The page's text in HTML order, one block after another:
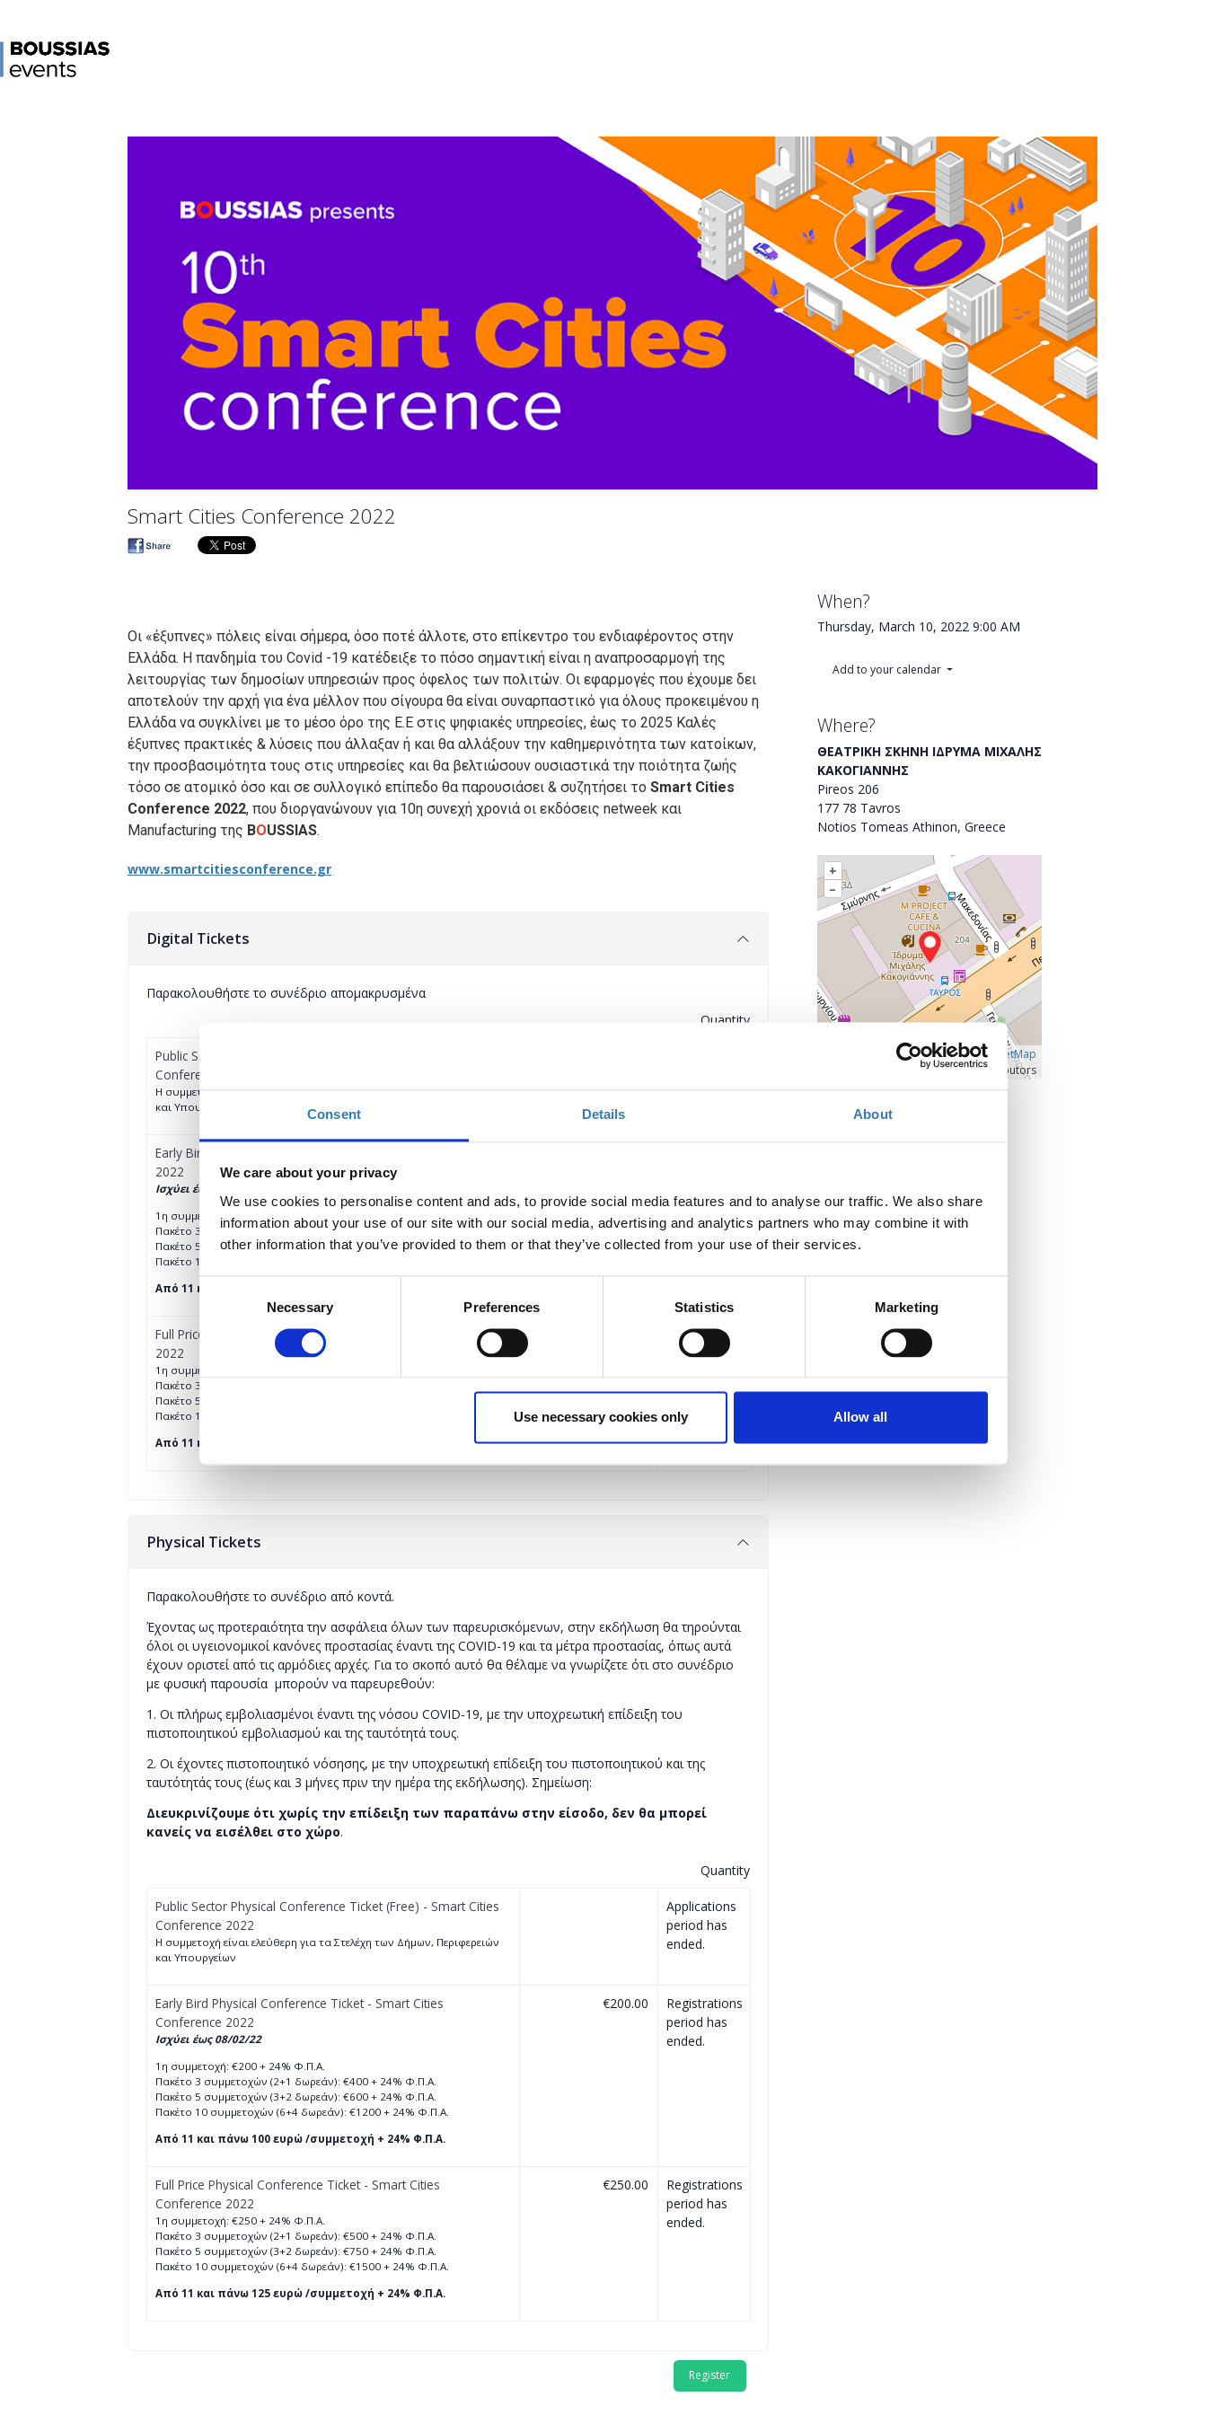
Consent Details About
We care about your privacy
We use cookies to personalise content and ads, to provide social media features and to analyse our traffic. We also share
information about your use of our site with our social media, advertising and analytics partners who may combine it with
other information that you’ve provided to them or that they’ve collected from your use of their services.
Consent
Necessary Preferences Statistics Marketing
Use necessary cookies only Allow all
Smart Cities Conference 2022
Οι «έξυπνες» πόλεις είναι σήμερα, όσο ποτέ άλλοτε, στο επίκεντρο του ενδιαφέροντος στην
Ελλάδα. Η πανδημία του Covid -19 κατέδειξε το πόσο σημαντική είναι η αναπροσαρμογή της
λειτουργίας των δημοσίων υπηρεσιών προς όφελος των πολιτών. Οι εφαρμογές που έχουμε δει
αποτελούν την αρχή για ένα μέλλον που σίγουρα θα είναι συναρπαστικό για όλους προκειμένου η
Ελλάδα να συγκλίνει με το μέσο όρο της Ε.Ε στις ψηφιακές υπηρεσίες, έως το 2025 Καλές
έξυπνες πρακτικές & λύσεις που άλλαξαν ή και θα αλλάξουν την καθημερινότητα των κατοίκων,
την προσβασιμότητα τους στις υπηρεσίες και θα βελτιώσουν ουσιαστικά την ποιότητα ζωής
τόσο σε ατομικό όσο και σε συλλογικό επίπεδο θα παρουσιάσει & συζητήσει το Smart Cities
Conference 2022, που διοργανώνoυν για 10η συνεχή χρονιά οι εκδόσεις netweek και
Manufacturing της BOUSSIAS.
www.smartcitiesconference.gr
Digital Tickets
Παρακολουθήστε το συνέδριο απομακρυσμένα
Quantity
Public Sector Digital Conference Ticket (Free) - Smart Cities
Conference 2022
H συμμετοχή είναι ελεύθερη για τα Στελέχη των Δήμων, Περιφερειών
και Υπουργείων
ended.
Early Bird Digital Conference Ticket - Smart Cities Conference
2022
Ισχύει έως 08/02/22
1η συμμετοχή: €150 + 24% Φ.Π.Α.
Πακέτο 3 συμμετοχών (2+1 δωρεάν): €300 + 24% Φ.Π.Α.
Πακέτο 5 συμμετοχών (3+2 δωρεάν): €450 + 24% Φ.Π.Α.
Πακέτο 10 συμμετοχών (6+4 δωρεάν): €900 + 24% Φ.Π.Α.
Από 11 και πάνω 75 ευρώ /συμμετοχή + 24% Φ.Π.Α.
Full Price Digital Conference Ticket - Smart Cities Conference
2022
1η συμμετοχή: €190 + 24% Φ.Π.Α.
Πακέτο 3 συμμετοχών (2+1 δωρεάν): €380 + 24% Φ.Π.Α.
Πακέτο 5 συμμετοχών (3+2 δωρεάν): €570 + 24% Φ.Π.Α.
Πακέτο 10 συμμετοχών (6+4 δωρεάν): €1140 + 24% Φ.Π.Α.
Από 11 και πάνω 95 ευρώ /συμμετοχή + 24% Φ.Π.Α.
Registrations
period has
Physical Tickets
Παρακολουθήστε το συνέδριο από κοντά.
Έχοντας ως προτεραιότητα την ασφάλεια όλων των παρευρισκόμενων, στην εκδήλωση θα τηρούνται
όλοι οι υγειονομικοί κανόνες προστασίας έναντι της COVID-19 και τα μέτρα προστασίας, όπως αυτά
έχουν οριστεί από τις αρμόδιες αρχές. Για το σκοπό αυτό θα θέλαμε να γνωρίζετε ότι στο συνέδριο
με φυσική παρουσία μπορούν να παρευρεθούν:
1. Οι πλήρως εμβολιασμένοι έναντι της νόσου COVID-19, με την υποχρεωτική επίδειξη του
πιστοποιητικού εμβολιασμού και της ταυτότητά τους.
2. Οι έχοντες πιστοποιητικό νόσησης, με την υποχρεωτική επίδειξη του πιστοποιητικού και της
ταυτότητάς τους (έως και 3 μήνες πριν την ημέρα της εκδήλωσης). Σημείωση:
Διευκρινίζουμε ότι χωρίς την επίδειξη των παραπάνω στην είσοδο, δεν θα μπορεί
κανείς να εισέλθει στο χώρο.
Quantity
Public Sector Physical Conference Ticket (Free) - Smart Cities
Conference 2022
H συμμετοχή είναι ελεύθερη για τα Στελέχη των Δήμων, Περιφερειών
και Υπουργείων
Applications
period has
ended.
Early Bird Physical Conference Ticket - Smart Cities
Conference 2022
Ισχύει έως 08/02/22
1η συμμετοχή: €200 + 24% Φ.Π.Α.
Πακέτο 3 συμμετοχών (2+1 δωρεάν): €400 + 24% Φ.Π.Α.
Πακέτο 5 συμμετοχών (3+2 δωρεάν): €600 + 24% Φ.Π.Α.
Πακέτο 10 συμμετοχών (6+4 δωρεάν): €1200 + 24% Φ.Π.Α.
Από 11 και πάνω 100 ευρώ /συμμετοχή + 24% Φ.Π.Α.
€200.00
Registrations
period has
ended.
Full Price Physical Conference Ticket - Smart Cities
Conference 2022
1η συμμετοχή: €250 + 24% Φ.Π.Α.
Πακέτο 3 συμμετοχών (2+1 δωρεάν): €500 + 24% Φ.Π.Α.
Πακέτο 5 συμμετοχών (3+2 δωρεάν): €750 + 24% Φ.Π.Α.
Πακέτο 10 συμμετοχών (6+4 δωρεάν): €1500 + 24% Φ.Π.Α.
Από 11 και πάνω 125 ευρώ /συμμετοχή + 24% Φ.Π.Α.
€250.00
Registrations
period has
ended.
When?
Thursday, March 10, 2022 9:00 AM
Add to your calendar
Where?
ΘΕΑΤΡΙΚΗ ΣΚΗΝΗ ΙΔΡΥΜΑ ΜΙΧΑΛΗΣ
ΚΑΚΟΓΙΑΝΝΗΣ
Pireos 206
177 78 Tavros
Notios Tomeas Athinon, Greece
+
–
OpenLayers|OpenStreetMap
contributors
Click for larger map